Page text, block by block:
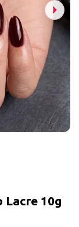
Lacre 10g